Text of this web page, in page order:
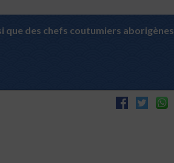
que des chefs coutumiers aborigènes